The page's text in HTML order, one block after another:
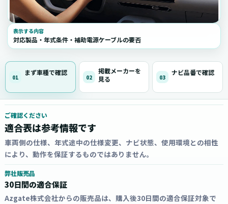
表示する内容
対応製品・年式条件・補助電源ケーブルの要否
01
まず車種で確認
02
掲載メーカーを
見る
03
ナビ品番で確認
ご確認ください
適合表は参考情報です
車両側の仕様、年式途中の仕様変更、ナビ状態、使用環境との相性
により、動作を保証するものではありません。
弊社販売品
30日間の適合保証
Azgate株式会社からの販売品は、購入後30日間の適合保証対象で